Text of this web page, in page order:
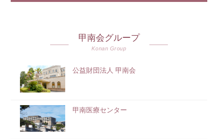
甲南会グループ
Konan Group
公益財団法人 甲南会
甲南医療センター